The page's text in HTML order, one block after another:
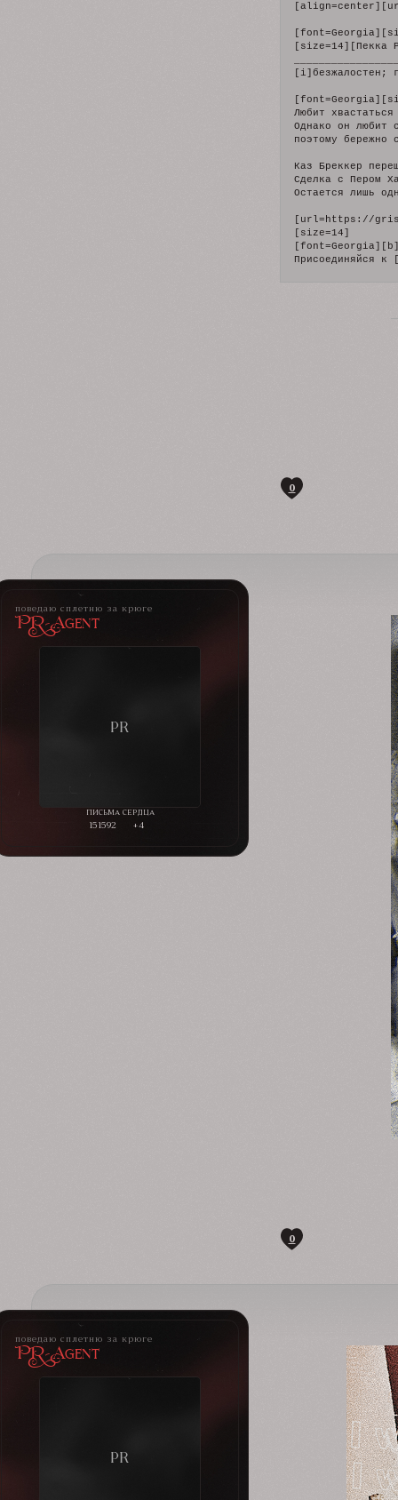
[i]безжалостен;
Любит
Однако он любит
поэтому бережно
Каз Бреккер
Сделка с Пером
Остается лишь
[url=https://
[size=14]
Присоединяйся
0
поведаю сплетню за крюге
PR-Agent
151592 +4
0
поведаю сплетню за крюге
PR-Agent